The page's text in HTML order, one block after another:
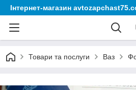
Інтернет-магазин
Товари та послуги Ваз